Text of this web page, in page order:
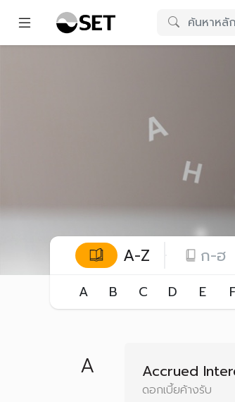
A-Z ก-ฮ
A B C D E
A Accrued
ดอกเบี้ยค้างรับ